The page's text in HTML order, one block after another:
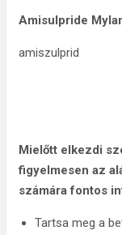
Amisulpride
amiszulprid
Mielőtt elkezdi
figyelmesen az
számára fontos
Tartsa meg a